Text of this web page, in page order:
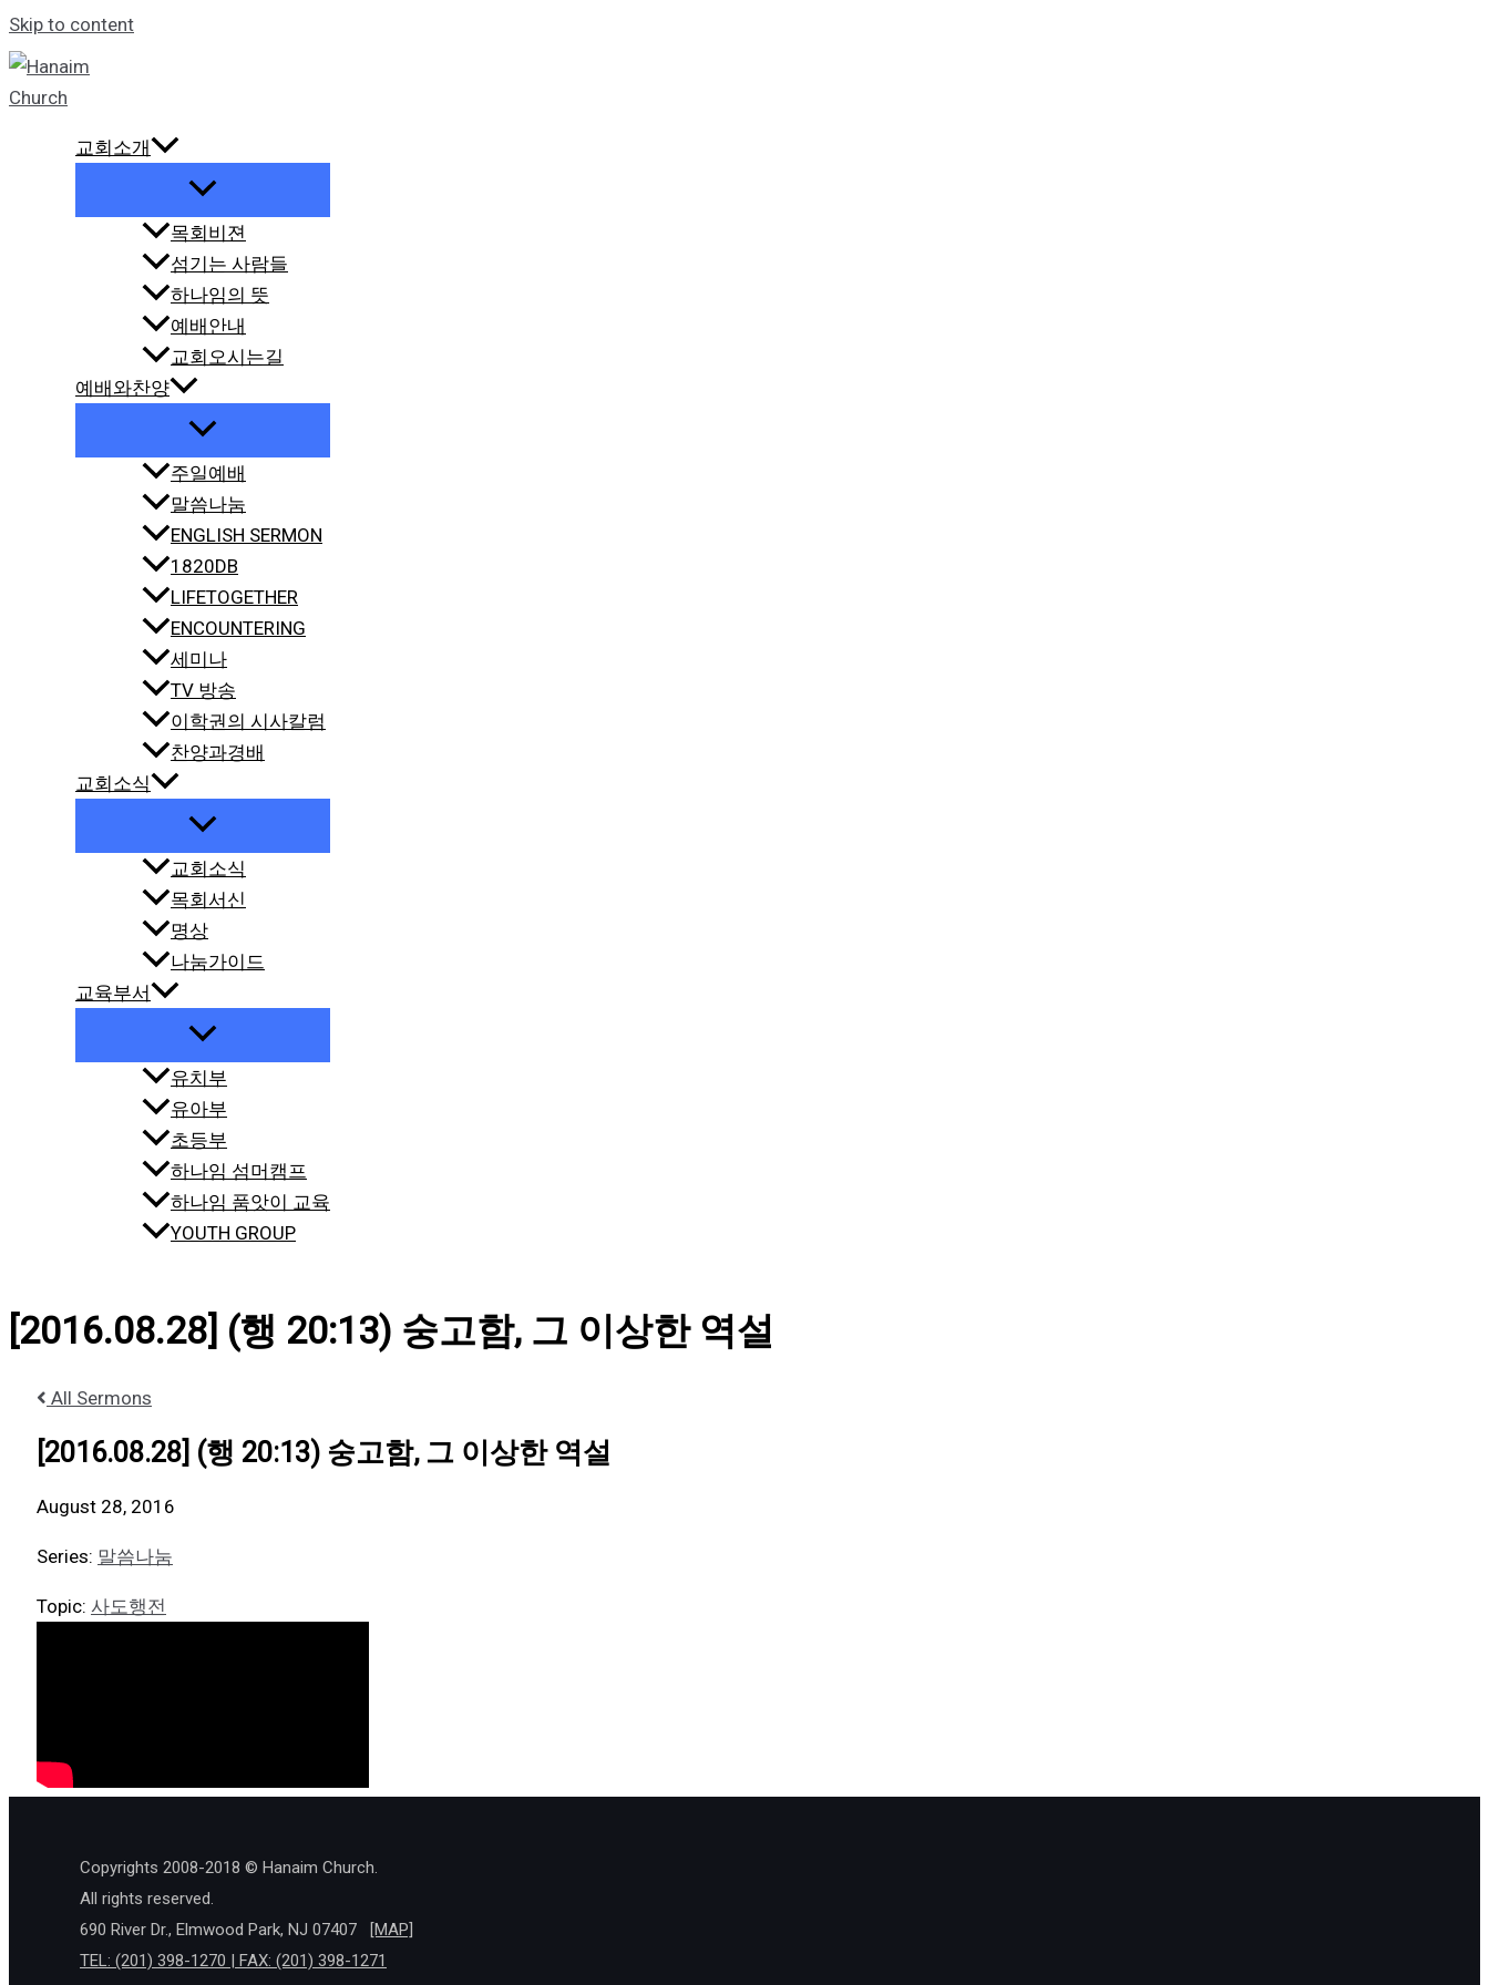
Skip to content
교회소개
목회비젼
섬기는 사람들
하나임의 뜻
예배안내
교회오시는길
예배와찬양
주일예배
말씀나눔
ENGLISH SERMON
1820DB
LIFETOGETHER
ENCOUNTERING
세미나
TV 방송
이학권의 시사칼럼
찬양과경배
교회소식
교회소식
목회서신
명상
나눔가이드
교육부서
유치부
유아부
초등부
하나임 섬머캠프
하나임 품앗이 교육
YOUTH GROUP
[2016.08.28] (행 20:13) 숭고함, 그 이상한 역설
All Sermons
[2016.08.28] (행 20:13) 숭고함, 그 이상한 역설
August 28, 2016
Series: 말씀나눔
Topic: 사도행전
Copyrights 2008-2018 © Hanaim Church.
All rights reserved.
690 River Dr., Elmwood Park, NJ 07407
[MAP]
TEL: (201) 398-1270 | FAX: (201) 398-1271